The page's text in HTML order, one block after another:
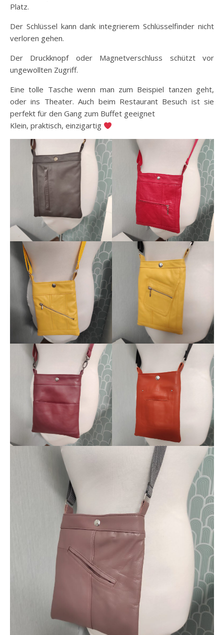
Platz.
Der Schlüssel kann dank integrierem Schlüsselfinder nicht
verloren gehen.
Der Druckknopf oder Magnetverschluss schützt vor
ungewollten Zugriff.
Eine tolle Tasche wenn man zum Beispiel tanzen geht,
oder ins Theater. Auch beim Restaurant Besuch ist sie
perfekt für den Gang zum Buffet geeignet
Klein, praktisch, einzigartig